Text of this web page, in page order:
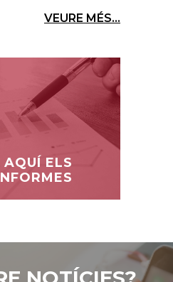
VEURE MÉS...
AQUÍ ELS